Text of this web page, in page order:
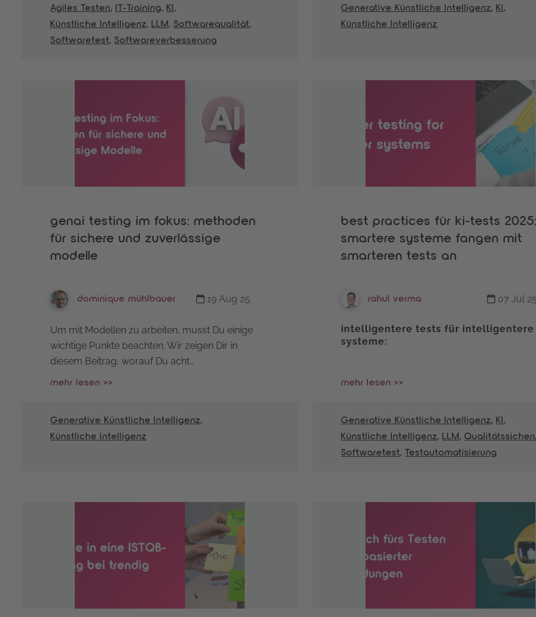
Agiles Testen, IT-Training, KI ,
Künstliche Intelligenz, LLM, Softwarequalität,
Softwaretest, Softwareverbesserung
Generative Künstliche Intelligenz, KI ,
Künstliche Intelligenz
genai testing im fokus: methoden
für sichere und zuverlässige
modelle
dominique mühlbauer 19 Aug 25
Um mit Modellen zu arbeiten, musst Du einige
wichtige Punkte beachten. Wir zeigen Dir in
diesem Beitrag, worauf Du acht…
mehr lesen >>
Generative Künstliche Intelligenz,
Künstliche Intelligenz
best practices für ki-tests 2025:
smartere systeme fangen mit
smarteren tests an
rahul verma 07 Jul 25
intelligentere tests für intelligentere
systeme:
mehr lesen >>
Generative Künstliche Intelligenz, KI ,
Künstliche Intelligenz, LLM,
Softwaretest, Testautomatisierung